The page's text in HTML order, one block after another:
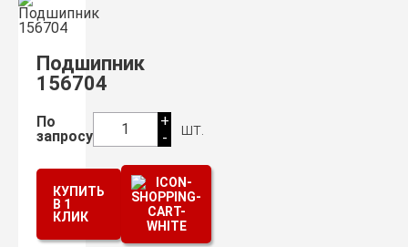
Подшипник
156704
По
запросу
1
+
-
шт.
КУПИТЬ
В 1
КЛИК